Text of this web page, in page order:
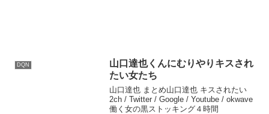
DQN
山口達也くんにむりやりキスされ
たい女たち
山口達也 まとめ山口達也 キスされたい
2ch / Twitter / Google / Youtube / okwave
働く女の黒ストッキング４時間